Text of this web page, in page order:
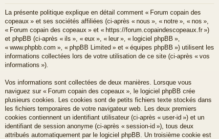
La présente politique explique en détail comment « Forum copain des
copeaux » et ses sociétés affiliées (ci-après « nous », « notre », « nos »,
« Forum copain des copeaux » et « https://forum.copaindescopeaux.fr »)
et phpBB (ci-après « ils », « eux », « leur », « logiciel phpBB »,
« www.phpbb.com », « phpBB Limited » et « équipes phpBB ») utilisent les
informations collectées lors de votre utilisation de ce site (ci-après « vos
informations »).
Vos informations sont collectées de deux manières. Lorsque vous
naviguez sur « Forum copain des copeaux », le logiciel phpBB crée
plusieurs cookies. Les cookies sont de petits fichiers texte stockés dans
les fichiers temporaires de votre navigateur web. Les deux premiers
cookies contiennent un identifiant utilisateur (ci-après « user-id ») et un
identifiant de session anonyme (ci-après « session-id »), tous deux
attribués automatiquement par le logiciel phpBB. Un troisième cookie est